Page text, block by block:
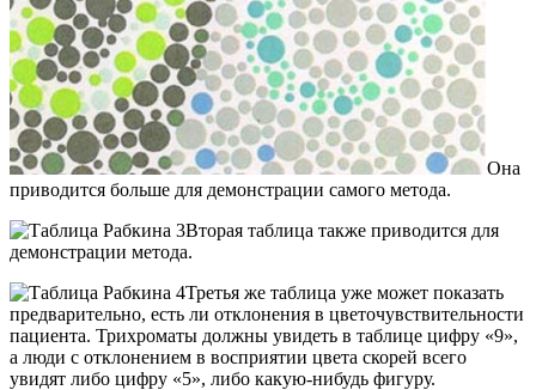
Она
приводится больше для демонстрации самого метода.
Вторая таблица также приводится для
демонстрации метода.
Третья же таблица уже может показать
предварительно, есть ли отклонения в цветочувствительности
пациента. Трихроматы должны увидеть в таблице цифру «9»,
а люди с отклонением в восприятии цвета скорей всего
увидят либо цифру «5», либо какую-нибудь фигуру.